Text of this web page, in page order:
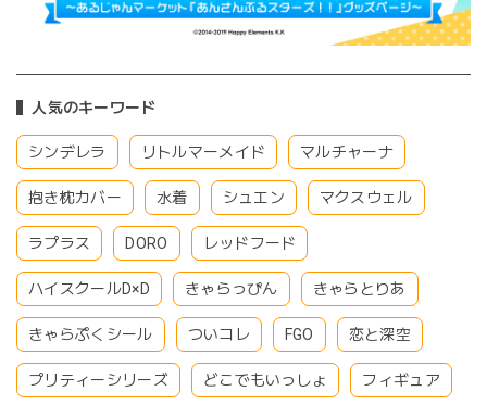
人気のキーワード
シンデレラ リトルマーメイド マルチャーナ
抱き枕カバー 水着 シュエン マクスウェル
ラプラス DORO レッドフード
ハイスクールD×D きゃらっぴん きゃらとりあ
きゃらぷくシール ついコレ FGO 恋と深空
プリティーシリーズ どこでもいっしょ フィギュア